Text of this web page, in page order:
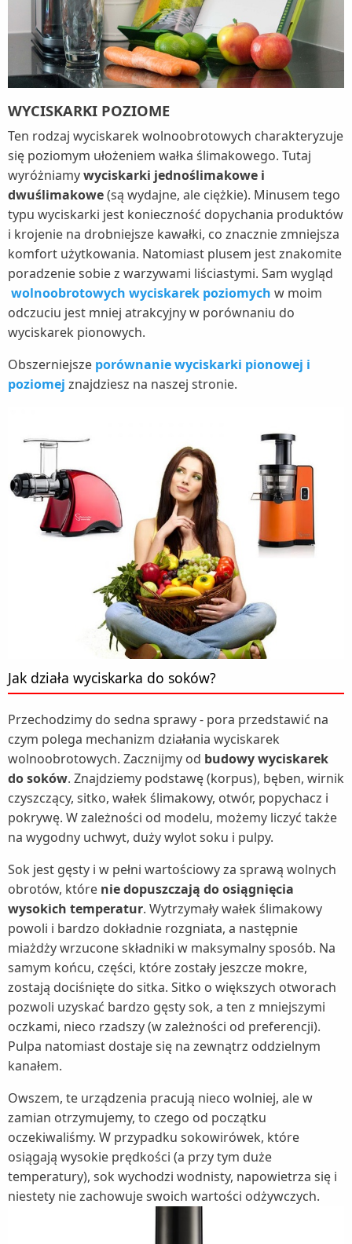
WYCISKARKI POZIOME
Ten rodzaj wyciskarek wolnoobrotowych charakteryzuje
się poziomym ułożeniem wałka ślimakowego. Tutaj
wyróżniamywyciskarki jednoślimakowe i
dwuślimakowe(są wydajne, ale ciężkie). Minusem tego
typu wyciskarki jest konieczność dopychania produktów
i krojenie na drobniejsze kawałki, co znacznie zmniejsza
komfort użytkowania. Natomiast plusem jest znakomite
poradzenie sobie z warzywami liściastymi. Sam wygląd
wolnoobrotowych wyciskarek poziomych w moim
odczuciu jest mniej atrakcyjny w porównaniu do
wyciskarek pionowych.
Obszerniejsze porównanie wyciskarki pionowej i
poziomej znajdziesz na naszej stronie.
Jak działa wyciskarka do soków?
Przechodzimy do sedna sprawy - pora przedstawić na
czym polega mechanizm działania wyciskarek
wolnoobrotowych. Zacznijmy od budowy wyciskarek
do soków. Znajdziemy podstawę (korpus), bęben, wirnik
czyszczący, sitko, wałek ślimakowy, otwór, popychacz i
pokrywę. W zależności od modelu, możemy liczyć także
na wygodny uchwyt, duży wylot soku i pulpy.
Sok jest gęsty i w pełni wartościowy za sprawą wolnych
obrotów, które nie dopuszczają do osiągnięcia
wysokich temperatur. Wytrzymały wałek ślimakowy
powoli i bardzo dokładnie rozgniata, a następnie
miażdży wrzucone składniki w maksymalny sposób. Na
samym końcu, części, które zostały jeszcze mokre,
zostają dociśnięte do sitka. Sitko o większych otworach
pozwoli uzyskać bardzo gęsty sok, a ten z mniejszymi
oczkami, nieco rzadszy (w zależności od preferencji).
Pulpa natomiast dostaje się na zewnątrz oddzielnym
kanałem.
Owszem, te urządzenia pracują nieco wolniej, ale w
zamian otrzymujemy, to czego od początku
oczekiwaliśmy. W przypadku sokowirówek, które
osiągają wysokie prędkości (a przy tym duże
temperatury), sok wychodzi wodnisty, napowietrza się i
niestety nie zachowuje swoich wartości odżywczych.